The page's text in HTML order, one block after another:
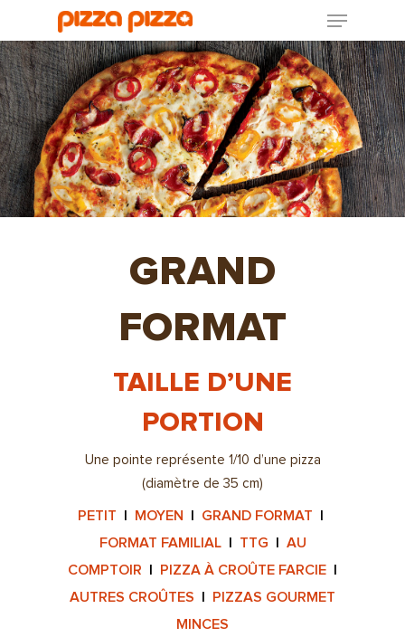
GRAND
FORMAT
TAILLE D’UNE
PORTION
Une pointe représente 1/10 d’une pizza
(diamètre de 35 cm)
PETIT MOYEN GRAND FORMAT
FORMAT FAMILIAL
TTG
AU
COMPTOIR
PIZZA À CROÛTE FARCIE
AUTRES CROÛTES
PIZZAS GOURMET
MINCES